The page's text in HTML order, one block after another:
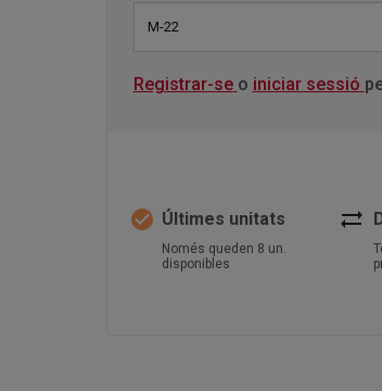
M-22
Registrar-se o iniciar sessió
check_circle Últimes unitats
Només queden 8 un.
disponibles
sync_alt